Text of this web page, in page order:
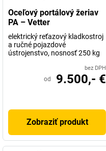
Oceľový portálový žeriav
PA – Vetter
elektrický reťazový kladkostroj
a ručné pojazdové
ústrojenstvo, nosnosť 250 kg
bez DPH
od 9.500,- €
Zobraziť produkt